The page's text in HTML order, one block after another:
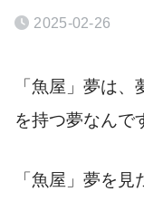
2025-02-26
「魚屋」夢は
を持つ夢なんで
「魚屋」夢を